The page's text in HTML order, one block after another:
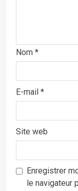
Nom *
E-mail *
Site web
Enregistrer
le navigateur